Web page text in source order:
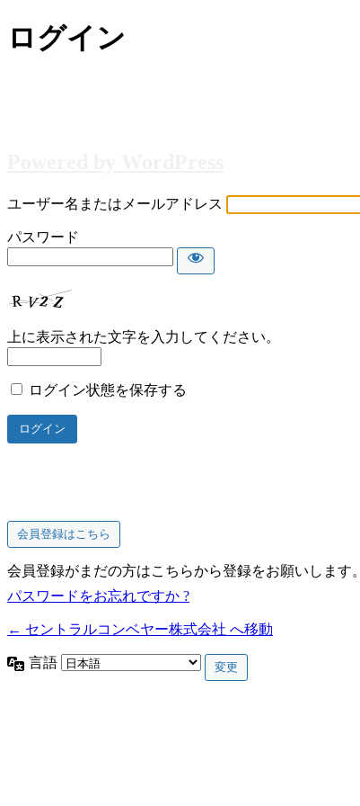
ログイン
ユーザー名またはメールアドレス
パスワード
上に表示された文字を入力してください。
会員登録はこちら
会員登録がまだの方はこちらから登録をお願いします。
ログイン状態を保存する
パスワードをお忘れですか ?
← セントラルコンベヤー株式会社 へ移動
言語